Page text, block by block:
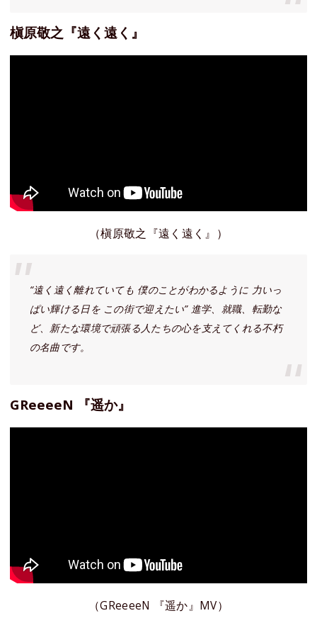
槇原敬之『遠く遠く』
（槇原敬之『遠く遠く』）
“遠く遠く離れていても 僕のことがわかるように 力いっ
ぱい輝ける日を この街で迎えたい” 進学、就職、転勤な
ど、新たな環境で頑張る人たちの心を支えてくれる不朽
の名曲です。
GReeeeN 『遥か』
（GReeeeN 『遥か』MV）